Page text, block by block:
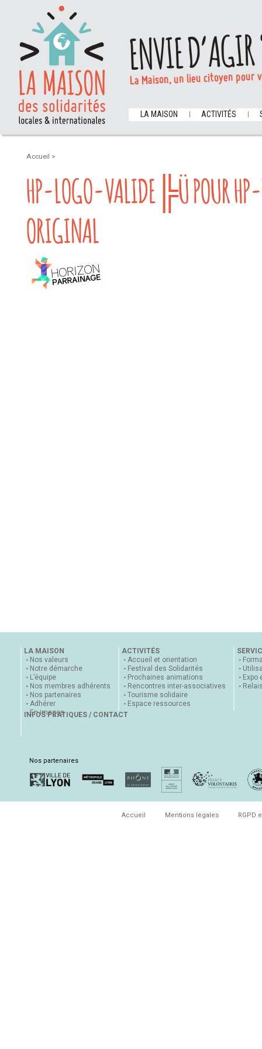
ENVIE
La Maison, un lieu citoyen
LA MAISON ACTIVITÉS
Accueil >
HP-LOGO-VALIDE╠Ü POUR
ORIGINAL
LA MAISON
Nos valeurs
Notre démarche
L’équipe
Nos membres adhérents
Nos partenaires
Adhérer
En images
ACTIVITÉS
Accueil et orientation
Festival des Solidarités
Prochaines animations
Rencontres inter-associatives
Tourisme solidaire
Espace ressources
Expo
INFOS PRATIQUES / CONTACT
Nos partenaires
Accueil Mentions légales RGPD